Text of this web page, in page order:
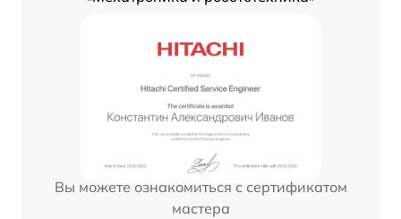
Вы можете ознакомиться с сертификатом
мастера